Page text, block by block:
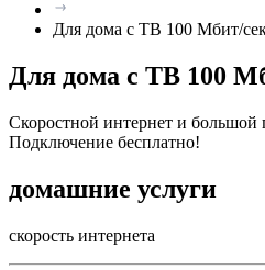
Для дома с ТВ 100 Мбит/
Для дома с ТВ 100
Скоростной интернет и большой
Подключение бесплатно!
домашние услуги
скорость интернета